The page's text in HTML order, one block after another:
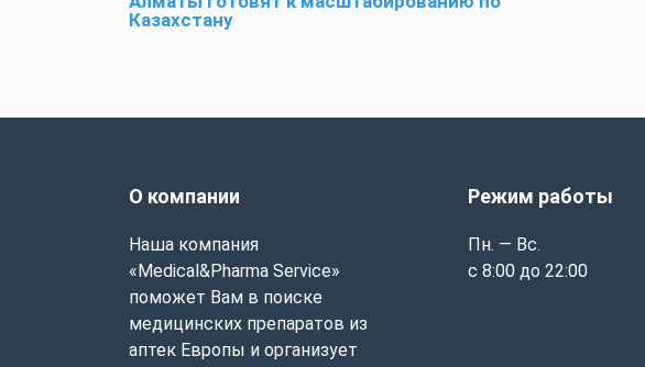
Казахстану
О компании
Наша компания
«Medical&Pharma Service»
поможет Вам в поиске
медицинских препаратов из
аптек Европы и организует
Режим работы
Пн. — Вс.
с 8:00 до 22:00